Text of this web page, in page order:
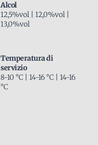
Alcol
12,5%vol | 12,0%vol |
13,0%vol
Temperatura di
servizio
8-10 °C | 14-16 °C | 14-16
°C